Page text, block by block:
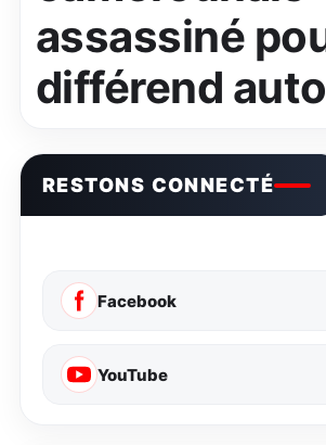
assassiné
différend
RESTONS CONNECTÉ
Facebook
YouTube